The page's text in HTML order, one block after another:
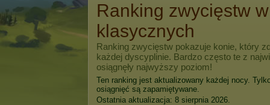
Ranking zwycięstw
klasycznych
Ranking zwycięstw pokazuje konie, który
każdej dyscyplinie. Bardzo często te z
osiągnęły najwyższy poziom!
Ten ranking jest aktualizowany każdej nocy.
osiągnięć są zapamiętywane.
Ostatnia aktualizacja: 8 sierpnia 2026.